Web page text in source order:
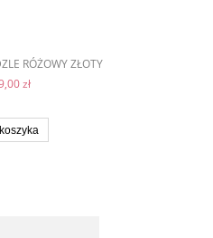
RÓŻOWY ZŁOTY
zł